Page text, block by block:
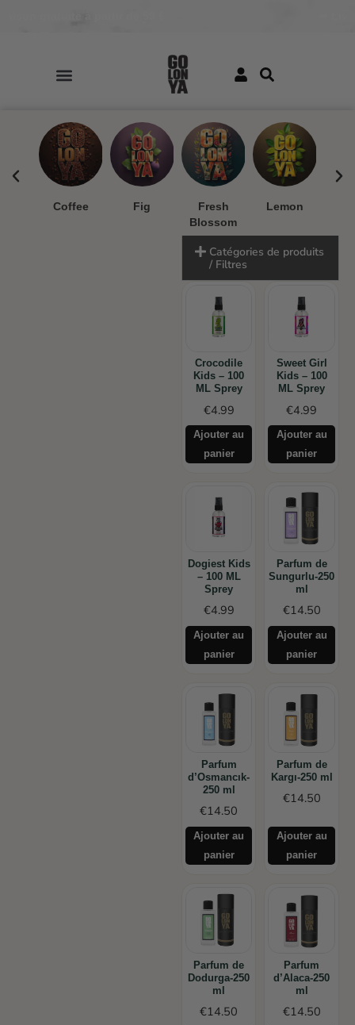
Coffee Fig
Fresh
Blossom
Lemon
Catégories de produits
/ Filtres
Crocodile
Kids – 100
ML Sprey
€4.99
Ajouter au
panier
Sweet Girl
Kids – 100
ML Sprey
€4.99
Ajouter au
panier
Dogiest Kids
– 100 ML
Sprey
€4.99
Ajouter au
panier
Parfum de
Sungurlu-250
ml
€14.50
Ajouter au
panier
Parfum
d’Osmancık-
250 ml
€14.50
Ajouter au
panier
Parfum de
Kargı-250 ml
€14.50
Ajouter au
panier
Parfum de
Dodurga-250
ml
€14.50
Parfum
d’Alaca-250
ml
€14.50